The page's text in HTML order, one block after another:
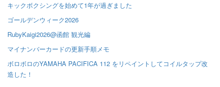
キックボクシングを始めて1年が過ぎました
ゴールデンウィーク2026
RubyKaigi2026@函館 観光編
マイナンバーカードの更新手順メモ
ボロボロのYAMAHA PACIFICA 112 をリペイントしてコイルタップ改
造した！